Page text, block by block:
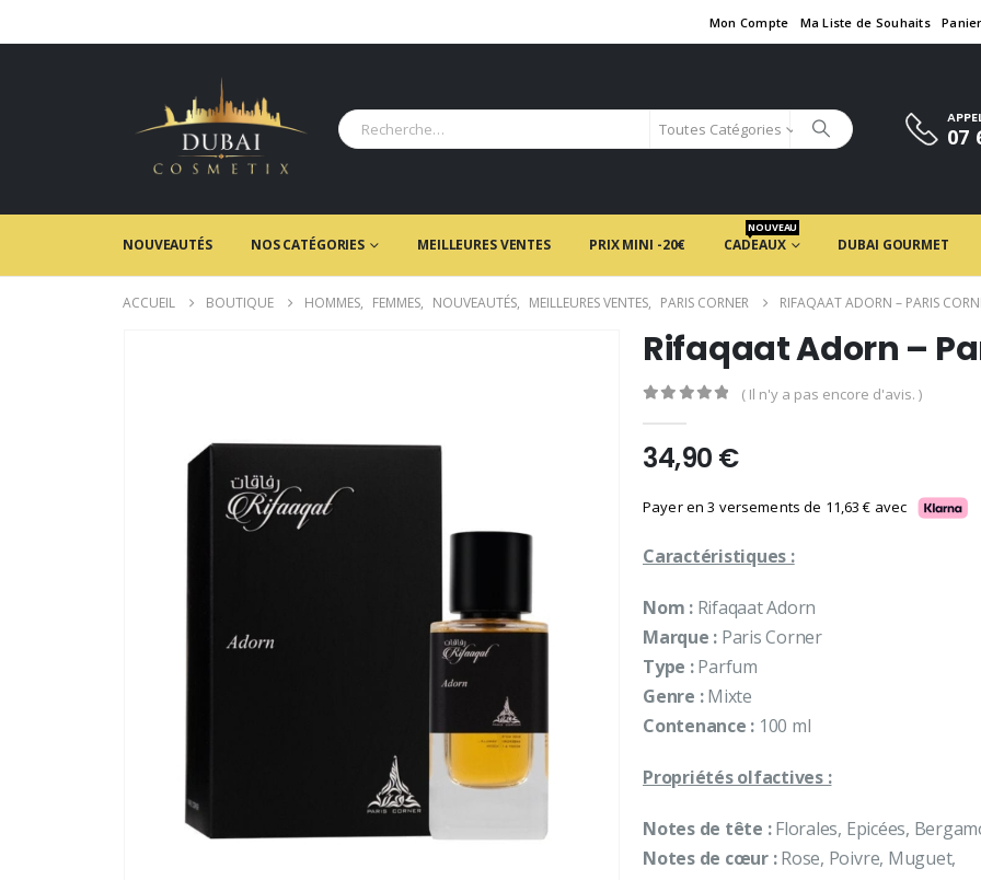
Mon Compte Ma Liste de Souhaits
Toutes Catégories 07
NOUVEAUTÉS NOS CATÉGORIES MEILLEURES VENTES PRIX MINI -20€ CADEAUX
NOUVEAU
DUBAI GOURMET
ACCUEIL BOUTIQUE HOMMES, FEMMES, NOUVEAUTÉS, MEILLEURES VENTES, PARIS CORNER RIFAQAAT ADORN – PARIS
Rifaqaat Adorn –
( Il n'y a pas encore d'avis. )
34,90 €
Payer en 3 versements de 11,63€ avec
Caractéristiques :
Nom : Rifaqaat Adorn
Marque : Paris Corner
Type :Parfum
Genre :Mixte
Contenance : 100 ml
Propriétés olfactives :
Notes de tête :Florales, Epicées,
Notes de cœur :Rose, Poivre, Muguet,